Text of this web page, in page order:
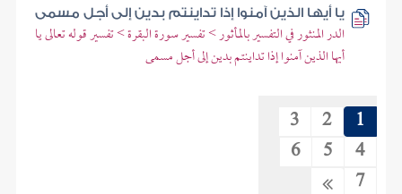
يا أيها الذين آمنوا إذا تداينتم بدين إلى أجل مسمى
الدر المنثور في التفسير بالمأثور > تفسير سورة البقرة > تفسير قوله تعالى يا
أيها الذين آمنوا إذا تداينتم بدين إلى أجل مسمى
1
2
3
4
5
6
7